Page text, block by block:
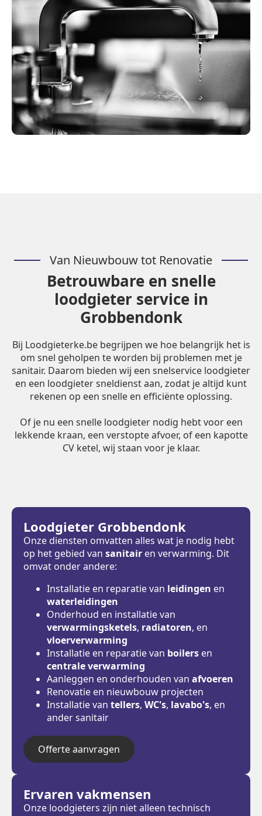
Van Nieuwbouw tot Renovatie
Betrouwbare en snelle
loodgieter service in
Grobbendonk
Bij Loodgieterke.be begrijpen we hoe belangrijk het is
om snel geholpen te worden bij problemen met je
sanitair. Daarom bieden wij een snelservice loodgieter
en een loodgieter sneldienst aan, zodat je altijd kunt
rekenen op een snelle en efficiënte oplossing.
Of je nu een snelle loodgieter nodig hebt voor een
lekkende kraan, een verstopte afvoer, of een kapotte
CV ketel, wij staan voor je klaar.
Loodgieter Grobbendonk
Onze diensten omvatten alles wat je nodig hebt
op het gebied van sanitair en verwarming. Dit
omvat onder andere:
Installatie en reparatie van leidingen en
waterleidingen
Onderhoud en installatie van
verwarmingsketels, radiatoren, en
vloerverwarming
Installatie en reparatie van boilers en
centrale verwarming
Aanleggen en onderhouden van afvoeren
Renovatie en nieuwbouw projecten
Installatie van tellers, WC's, lavabo's, en
ander sanitair
Offerte aanvragen
Ervaren vakmensen
Onze loodgieters zijn niet alleen technisch